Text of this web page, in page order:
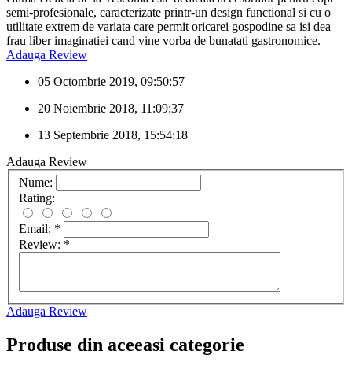
semi-profesionale, caracterizate printr-un design functional si cu o
utilitate extrem de variata care permit oricarei gospodine sa isi dea
frau liber imaginatiei cand vine vorba de bunatati gastronomice.
Adauga Review
05 Octombrie 2019, 09:50:57
20 Noiembrie 2018, 11:09:37
13 Septembrie 2018, 15:54:18
Adauga Review
Nume:
Rating:
Email: *
Review: *
Adauga Review
Produse din aceeasi categorie